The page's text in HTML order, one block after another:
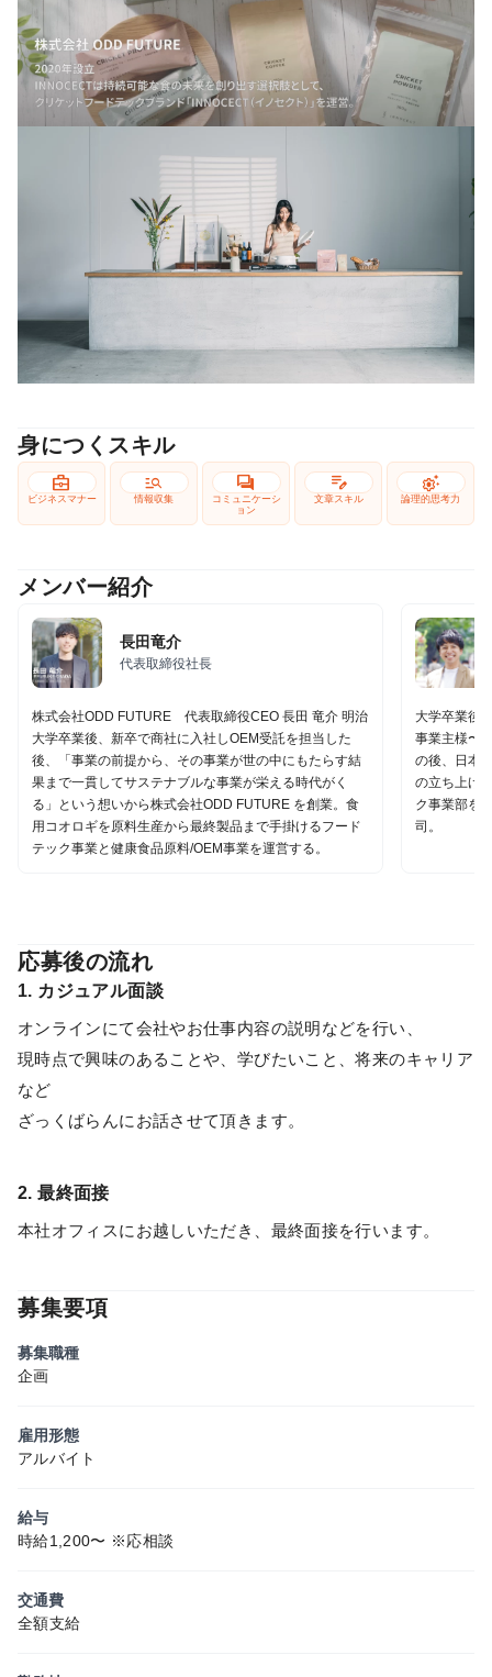
身につくスキル
business_center
ビジネスマナー
manage_search
情報収集
forum
コミュニケーシ
ョン
edit_note
文章スキル
settings_suggest
論理的思考力
メンバー紹介
長田竜介
代表取締役社長
株式会社ODD FUTURE 代表取締役CEO 長田 竜介 明治
大学卒業後、新卒で商社に入社しOEM受託を担当した
後、「事業の前提から、その事業が世の中にもたらす結
果まで一貫してサステナブルな事業が栄える時代がく
る」という想いから株式会社ODD FUTURE を創業。食
用コオロギを原料生産から最終製品まで手掛けるフード
テック事業と健康食品原料/OEM事業を運営する。
大学卒業後
事業主様〜
の後、日本
の立ち上げ
ク事業部を
司。
応募後の流れ
1. カジュアル面談
オンラインにて会社やお仕事内容の説明などを行い、
現時点で興味のあることや、学びたいこと、将来のキャリア
など
ざっくばらんにお話させて頂きます。
2. 最終面接
本社オフィスにお越しいただき、最終面接を行います。
募集要項
募集職種
企画
雇用形態
アルバイト
給与
時給1,200〜 ※応相談
交通費
全額支給